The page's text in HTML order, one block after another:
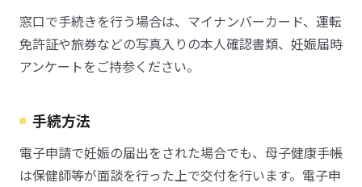
窓口で手続きを行う場合は、マイナンバーカード、運転
免許証や旅券などの写真入りの本人確認書類、妊娠届時
アンケートをご持参ください。
手続方法
電子申請で妊娠の届出をされた場合でも、母子健康手帳
は保健師等が面談を行った上で交付を行います。電子申